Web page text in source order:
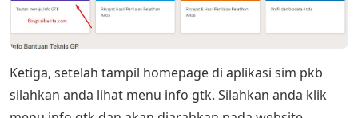
Ketiga, setelah tampil homepage di aplikasi sim pkb
silahkan anda lihat menu info gtk. Silahkan anda klik